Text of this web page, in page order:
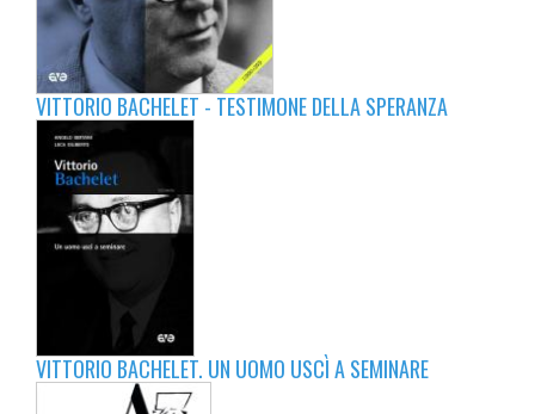
VITTORIO BACHELET - TESTIMONE DELLA SPERANZA
VITTORIO BACHELET. UN UOMO USCÌ A SEMINARE